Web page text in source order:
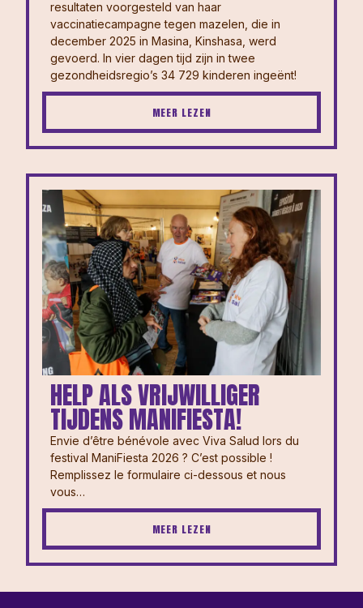
resultaten voorgesteld van haar
vaccinatiecampagne tegen mazelen, die in
december 2025 in Masina, Kinshasa, werd
gevoerd. In vier dagen tijd zijn in twee
gezondheidsregio’s 34 729 kinderen ingeënt!
MEER LEZEN
HELP ALS VRIJWILLIGER
TIJDENS MANIFIESTA!
Envie d’être bénévole avec Viva Salud lors du
festival ManiFiesta 2026 ? ⁠⁠C’est possible !
Remplissez le formulaire ci-dessous et nous
vous…
MEER LEZEN